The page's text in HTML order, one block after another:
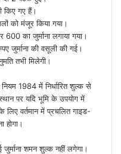
किए गए हैं।
को मंजूर किया गया।
का जुर्माना लगाया गया।
जुर्माना की वसूली की गई।
तभी मिलेगी।
1984 में निर्धारित शुल्क से
पर यदि भूमि के उपयोग में
लिए वर्तमान में प्रचलित गाइड-
होगा।
जुर्माना शमन शुल्क नहीं लगेगा।